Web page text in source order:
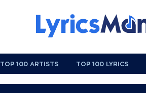
TOP 100 ARTISTS TOP 100 LYRICS